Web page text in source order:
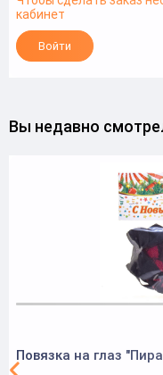
кабинет
Войти
Вы недавно
Повязка на глаз